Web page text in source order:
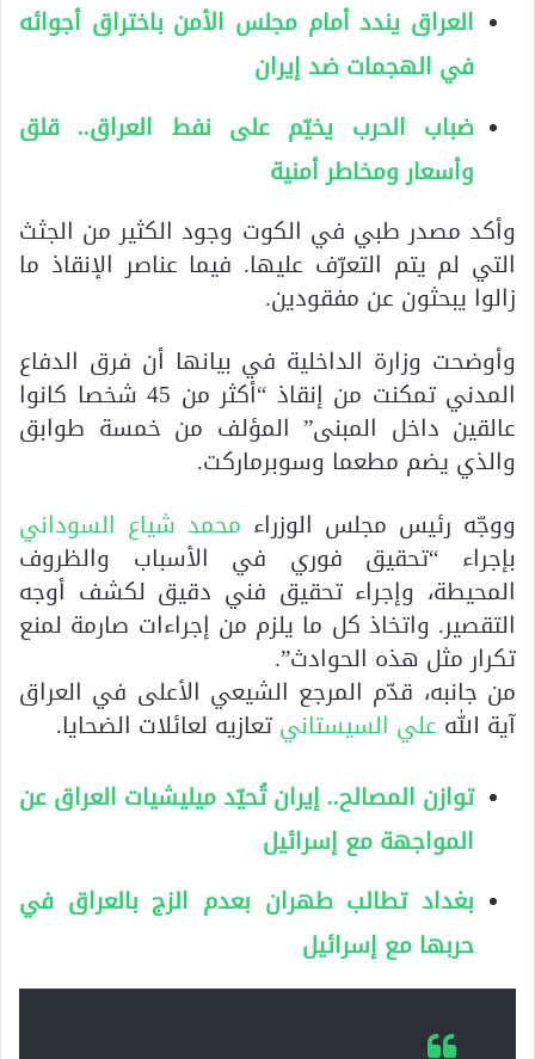
العراق يندد أمام مجلس الأمن باختراق أجوائه
في الهجمات ضد إيران
ضباب الحرب يخيّم على نفط العراق.. قلق
وأسعار ومخاطر أمنية
وأكد مصدر طبي في الكوت وجود الكثير من الجثث
التي لم يتم التعرّف عليها. فيما عناصر الإنقاذ ما
زالوا يبحثون عن مفقودين.
وأوضحت وزارة الداخلية في بيانها أن فرق الدفاع
المدني تمكنت من إنقاذ “أكثر من 45 شخصا كانوا
عالقين داخل المبنى” المؤلف من خمسة طوابق
والذي يضم مطعما وسوبرماركت.
ووجّه رئيس مجلس الوزراء محمد شياع السوداني
بإجراء “تحقيق فوري في الأسباب والظروف
المحيطة، وإجراء تحقيق فني دقيق لكشف أوجه
التقصير. واتخاذ كل ما يلزم من إجراءات صارمة لمنع
تكرار مثل هذه الحوادث”.
من جانبه، قدّم المرجع الشيعي الأعلى في العراق
آية الله علي السيستاني تعازيه لعائلات الضحايا.
توازن المصالح.. إيران تُحيّد ميليشيات العراق عن
المواجهة مع إسرائيل
بغداد تطالب طهران بعدم الزج بالعراق في
حربها مع إسرائيل